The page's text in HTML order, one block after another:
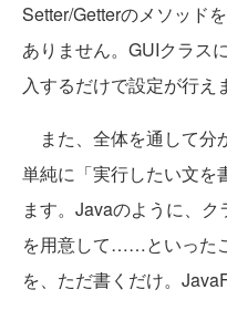
Setter/Getterのメソッド
ありません。GUIクラス
入するだけで設定が行え
また、全体を通して分
単純に「実行したい文を
ます。Javaのように、
を用意して……といった
を、ただ書くだけ。